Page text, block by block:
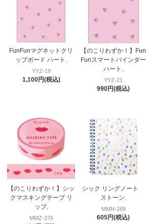
FunFunマグネットクリ
ップボード ハート.
YYZ-19
1,100円(税込)
【のこりわずか！】Fun
Funスマートバインダー
ハート.
YYZ-21
990円(税込)
【のこりわずか！】シッ
クマスキングテープ リ
ップ.
MMZ-276
シック リングノート
ストーン.
MMN-289
605円(税込)